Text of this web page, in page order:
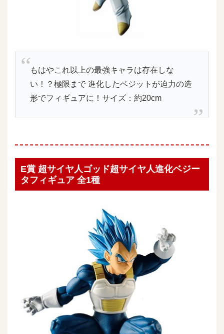
もはやこれ以上の最強キャラは存在しな
い！？極限まで 進化したベジットが迫力の造
形でフィギュアに！サイズ：約20cm
E賞 超サイヤ人ゴッド超サイヤ人進化ベジー
タフィギュア 全1種